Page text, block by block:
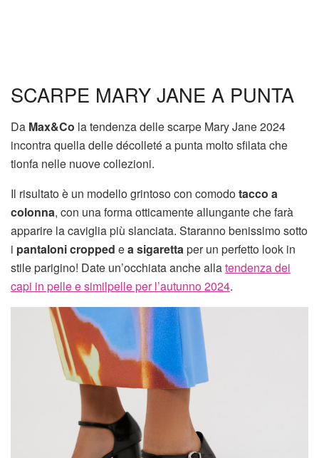
SCARPE MARY JANE A PUNTA
Da Max&Co la tendenza delle scarpe Mary Jane 2024
incontra quella delle décolleté a punta molto sfilata che
tionfa nelle nuove collezioni.
Il risultato è un modello grintoso con comodotacco a
colonna, con una forma otticamente allungante che farà
apparire la caviglia più slanciata. Staranno benissimo sotto
i pantaloni cropped ea sigaretta per un perfetto look in
stile parigino! Date un’occhiata anche allatendenza dei
capi in pelle e similpelle per l’autunno 2024.